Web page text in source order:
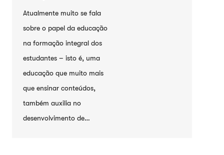
Atualmente muito se fala
sobre o papel da educação
na formação integral dos
estudantes – isto é, uma
educação que muito mais
que ensinar conteúdos,
também auxilia no
desenvolvimento de…